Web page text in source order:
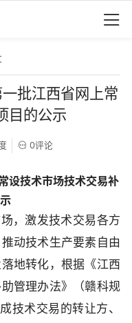
批江西省网上常
目的公示
0评论
设技术市场技术交易补
，激发技术交易各方
动技术生产要素自由
地转化，根据《江西
管理办法》（赣科规
技术交易的转让方、